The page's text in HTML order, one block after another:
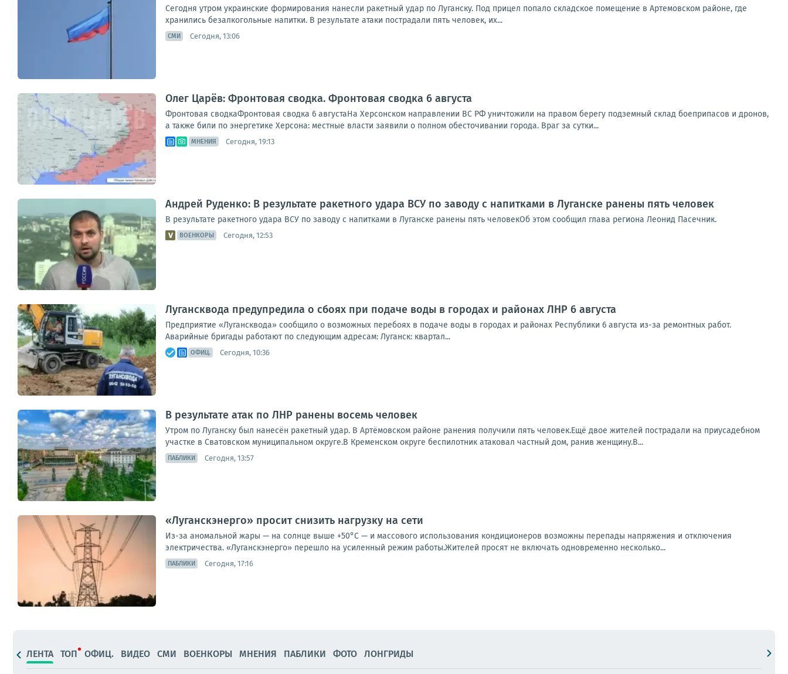
Сегодня утром украинские формирования нанесли ракетный удар по Луганску. Под прицел попало складское помещение в Артемовском районе, где
хранились безалкогольные напитки. В результате атаки пострадали пять человек, их...
СМИ Сегодня, 13:06
Олег Царёв: Фронтовая сводка. Фронтовая сводка 6 августа
Фронтовая сводкаФронтовая сводка 6 августаНа Херсонском направлении ВС РФ уничтожили на правом берегу подземный склад боеприпасов и дронов,
а также били по энергетике Херсона: местные власти заявили о полном обесточивании города. Враг за сутки...
МНЕНИЯ Сегодня, 19:13
Андрей Руденко: В результате ракетного удара ВСУ по заводу с напитками в Луганске ранены пять человек
В результате ракетного удара ВСУ по заводу с напитками в Луганске ранены пять человекОб этом сообщил глава региона Леонид Пасечник.
ВОЕНКОРЫ Сегодня, 12:53
Лугансквода предупредила о сбоях при подаче воды в городах и районах ЛНР 6 августа
Предприятие «Лугансквода» сообщило о возможных перебоях в подаче воды в городах и районах Республики 6 августа из-за ремонтных работ.
Аварийные бригады работают по следующим адресам: Луганск: квартал...
ОФИЦ. Сегодня, 10:36
В результате атак по ЛНР ранены восемь человек
Утром по Луганску был нанесён ракетный удар. В Артёмовском районе ранения получили пять человек.Ещё двое жителей пострадали на приусадебном
участке в Сватовском муниципальном округе.В Кременском округе беспилотник атаковал частный дом, ранив женщину.В...
ПАБЛИКИ Сегодня, 13:57
«Луганскэнерго» просит снизить нагрузку на сети
Из-за аномальной жары — на солнце выше +50°C — и массового использования кондиционеров возможны перепады напряжения и отключения
электричества. «Луганскэнерго» перешло на усиленный режим работы.Жителей просят не включать одновременно несколько...
ПАБЛИКИ Сегодня, 17:16
ЛЕНТА ТОП ОФИЦ. ВИДЕО СМИ ВОЕНКОРЫ МНЕНИЯ ПАБЛИКИ ФОТО ЛОНГРИДЫ